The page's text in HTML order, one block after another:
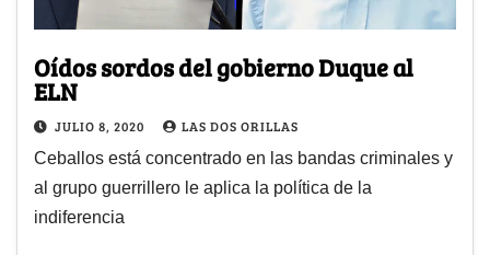
Oídos sordos del gobierno Duque al
ELN
JULIO 8, 2020 LAS DOS ORILLAS
Ceballos está concentrado en las bandas criminales y
al grupo guerrillero le aplica la política de la
indiferencia